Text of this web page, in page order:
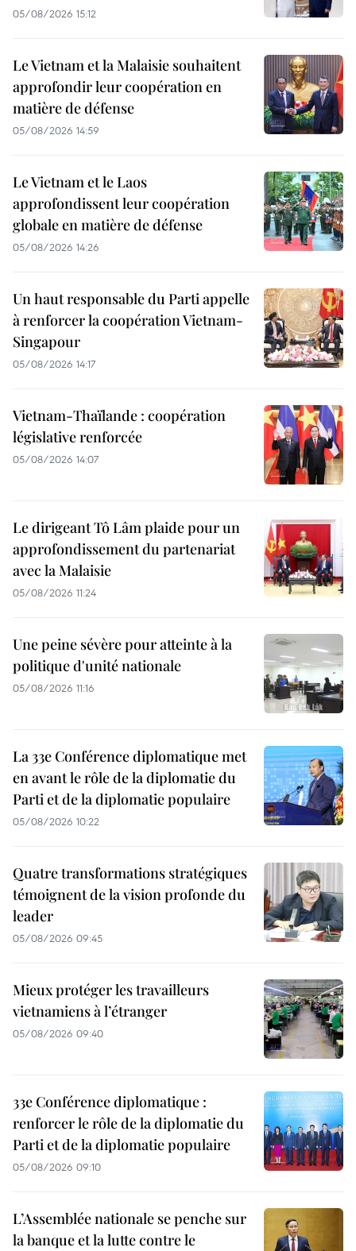
05/08/2026 15:12
Le Vietnam et la Malaisie souhaitent
approfondir leur coopération en
matière de défense
05/08/2026 14:59
Le Vietnam et le Laos
approfondissent leur coopération
globale en matière de défense
05/08/2026 14:26
Un haut responsable du Parti appelle
à renforcer la coopération Vietnam-
Singapour
05/08/2026 14:17
Vietnam-Thaïlande : coopération
législative renforcée
05/08/2026 14:07
Le dirigeant Tô Lâm plaide pour un
approfondissement du partenariat
avec la Malaisie
05/08/2026 11:24
Une peine sévère pour atteinte à la
politique d'unité nationale
05/08/2026 11:16
La 33e Conférence diplomatique met
en avant le rôle de la diplomatie du
Parti et de la diplomatie populaire
05/08/2026 10:22
Quatre transformations stratégiques
témoignent de la vision profonde du
leader
05/08/2026 09:45
Mieux protéger les travailleurs
vietnamiens à l’étranger
05/08/2026 09:40
33e Conférence diplomatique :
renforcer le rôle de la diplomatie du
Parti et de la diplomatie populaire
05/08/2026 09:10
L’Assemblée nationale se penche sur
la banque et la lutte contre le